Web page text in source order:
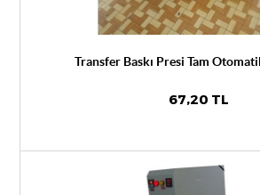
Transfer Baskı Presi Tam
67,20 TL